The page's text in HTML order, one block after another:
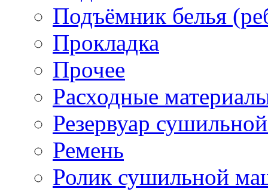
Подъёмник белья
Прокладка
Прочее
Расходные
Резервуар
Ремень
Ролик сушильной